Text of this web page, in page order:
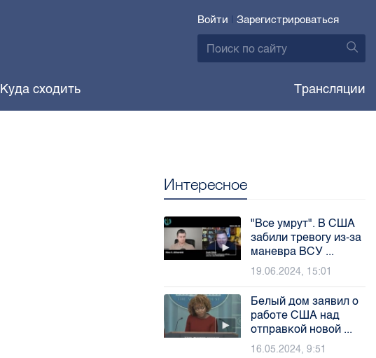
Войти | Зарегистрироваться
Куда сходить Трансляции
Интересное
"Все умрут". В США
забили тревогу из-за
маневра ВСУ ...
19.06.2024, 15:01
Белый дом заявил о
работе США над
отправкой новой ...
16.05.2024, 9:51